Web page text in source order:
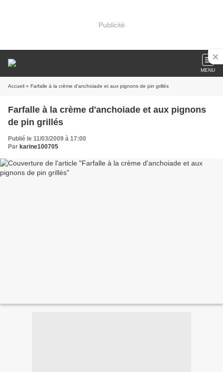
Publicité
MENU
Accueil » Farfalle à la crème d'anchoiade et aux pignons de pin grillés
Farfalle à la crème d'anchoiade et aux pignons
de pin grillés
Publié le 11/03/2009 à 17:00
Par karine100705